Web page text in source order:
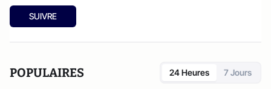
SUIVRE
POPULAIRES 24 Heures 7 Jours